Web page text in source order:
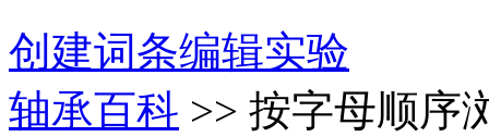
创建词条编辑实验
轴承百科 >> 按字母顺序